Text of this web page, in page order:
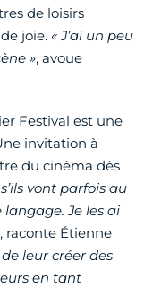
de loisirs
joie. « J’ai un peu
», avoue
Festival est une
invitation à
du cinéma dès
vont parfois au
Je les ai
, raconte Étienne
de leur créer des
en tant